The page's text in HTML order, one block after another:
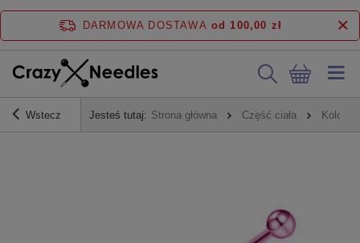
DARMOWA DOSTAWA od 100,00 zł
Wstecz Jesteś tutaj: Strona główna Część ciała